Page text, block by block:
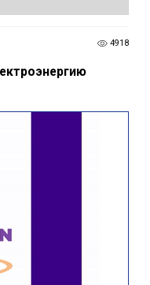
4918